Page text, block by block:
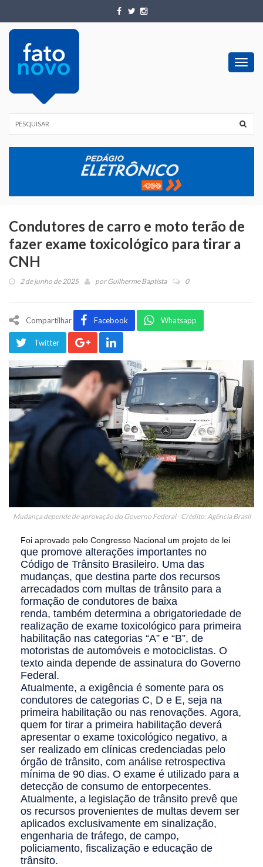
Condutores de carro e moto terão de
fazer exame toxicológico para tirar a
CNH
2 de junho de 2025 porGuilherme Baptista 0
Compartilhar Facebook Whatsapp
Twitter
Mudança depende de aprovação do Governo Federal - Crédito: Agência Brasil
Foi aprovado pelo Congresso Nacional um projeto de lei
que promove alterações importantes no
Código de Trânsito Brasileiro. Uma das
mudanças, que destina parte dos recursos
arrecadados com multas de trânsito para a
formação de condutores de baixa
renda, também determina a obrigatoriedade de
realização de exame toxicológico para primeira
habilitação nas categorias “A” e “B”, de
motoristas de automóveis e motociclistas. O
texto ainda depende de assinatura do Governo
Federal.
Atualmente, a exigência é somente para os
condutores de categorias C, D e E, seja na
primeira habilitação ou nas renovações. Agora,
quem for tirar a primeira habilitação deverá
apresentar o exame toxicológico negativo, a
ser realizado em clínicas credenciadas pelo
órgão de trânsito, com análise retrospectiva
mínima de 90 dias. O exame é utilizado para a
detecção de consumo de entorpecentes.
Atualmente, a legislação de trânsito prevê que
os recursos provenientes de multas devem ser
aplicados exclusivamente em sinalização,
engenharia de tráfego, de campo,
policiamento, fiscalização e educação de
trânsito.